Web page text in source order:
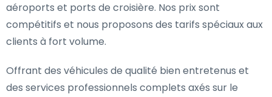
aéroports et ports de croisière. Nos prix sont
compétitifs et nous proposons des tarifs spéciaux aux
clients à fort volume.
Offrant des véhicules de qualité bien entretenus et
des services professionnels complets axés sur le